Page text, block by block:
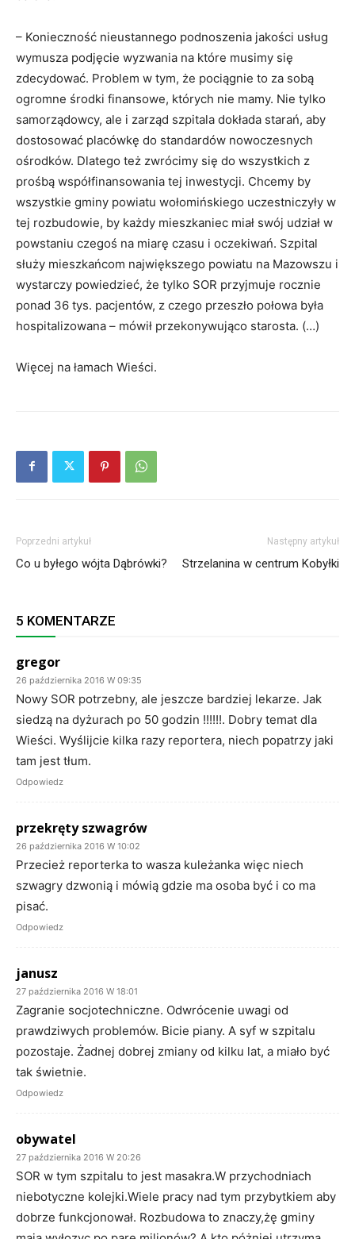
– Konieczność nieustannego podnoszenia jakości usług
wymusza podjęcie wyzwania na które musimy się
zdecydować. Problem w tym, że pociągnie to za sobą
ogromne środki finansowe, których nie mamy. Nie tylko
samorządowcy, ale i zarząd szpitala dokłada starań, aby
dostosować placówkę do standardów nowoczesnych
ośrodków. Dlatego też zwrócimy się do wszystkich z
prośbą współfinansowania tej inwestycji. Chcemy by
wszystkie gminy powiatu wołomińskiego uczestniczyły w
tej rozbudowie, by każdy mieszkaniec miał swój udział w
powstaniu czegoś na miarę czasu i oczekiwań. Szpital
służy mieszkańcom największego powiatu na Mazowszu i
wystarczy powiedzieć, że tylko SOR przyjmuje rocznie
ponad 36 tys. pacjentów, z czego przeszło połowa była
hospitalizowana – mówił przekonywująco starosta. (…)
Więcej na łamach Wieści.
Poprzedni artykuł
Co u byłego wójta Dąbrówki?
Następny artykuł
Strzelanina w centrum Kobyłki
5 KOMENTARZE
gregor
26 października 2016 W 09:35
Nowy SOR potrzebny, ale jeszcze bardziej lekarze. Jak
siedzą na dyżurach po 50 godzin !!!!!!. Dobry temat dla
Wieści. Wyślijcie kilka razy reportera, niech popatrzy jaki
tam jest tłum.
Odpowiedz
przekręty szwagrów
26 października 2016 W 10:02
Przecież reporterka to wasza kuleżanka więc niech
szwagry dzwonią i mówią gdzie ma osoba być i co ma
pisać.
Odpowiedz
janusz
27 października 2016 W 18:01
Zagranie socjotechniczne. Odwrócenie uwagi od
prawdziwych problemów. Bicie piany. A syf w szpitalu
pozostaje. Żadnej dobrej zmiany od kilku lat, a miało być
tak świetnie.
Odpowiedz
obywatel
27 października 2016 W 20:26
SOR w tym szpitalu to jest masakra.W przychodniach
niebotyczne kolejki.Wiele pracy nad tym przybytkiem aby
dobrze funkcjonował. Rozbudowa to znaczy,żę gminy